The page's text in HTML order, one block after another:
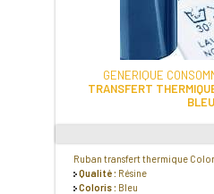
GENERIQUE
TRANSFERT
BLEU
Ruban transfert thermique
Qualité : Résine
Coloris : Bleu